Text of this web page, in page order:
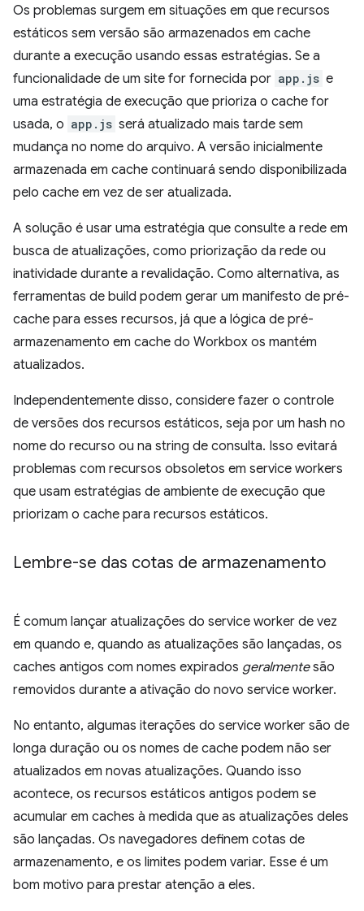
Os problemas surgem em situações em que recursos
estáticos sem versão são armazenados em cache
durante a execução usando essas estratégias. Se a
funcionalidade de um site for fornecida por app.js e
uma estratégia de execução que prioriza o cache for
usada, o app.js será atualizado mais tarde sem
mudança no nome do arquivo. A versão inicialmente
armazenada em cache continuará sendo disponibilizada
pelo cache em vez de ser atualizada.
A solução é usar uma estratégia que consulte a rede em
busca de atualizações, como priorização da rede ou
inatividade durante a revalidação. Como alternativa, as
ferramentas de build podem gerar um manifesto de pré-
cache para esses recursos, já que a lógica de pré-
armazenamento em cache do Workbox os mantém
atualizados.
Independentemente disso, considere fazer o controle
de versões dos recursos estáticos, seja por um hash no
nome do recurso ou na string de consulta. Isso evitará
problemas com recursos obsoletos em service workers
que usam estratégias de ambiente de execução que
priorizam o cache para recursos estáticos.
Lembre-se das cotas de armazenamento
É comum lançar atualizações do service worker de vez
em quando e, quando as atualizações são lançadas, os
caches antigos com nomes expirados geralmentesão
removidos durante a ativação do novo service worker.
No entanto, algumas iterações do service worker são de
longa duração ou os nomes de cache podem não ser
atualizados em novas atualizações. Quando isso
acontece, os recursos estáticos antigos podem se
acumular em caches à medida que as atualizações deles
são lançadas. Os navegadores definem cotas de
armazenamento, e os limites podem variar. Esse é um
bom motivo para prestar atenção a eles.